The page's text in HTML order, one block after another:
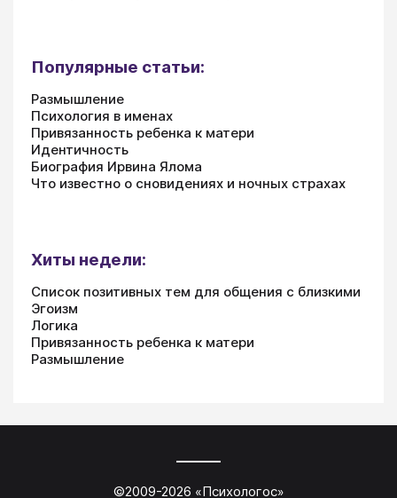
Популярные статьи:
Размышление
Психология в именах
Привязанность ребенка к матери
Идентичность
Биография Ирвина Ялома
Что известно о сновидениях и ночных страхах
Хиты недели:
Список позитивных тем для общения с близкими
Эгоизм
Логика
Привязанность ребенка к матери
Размышление
©2009-2026 «Психологос»